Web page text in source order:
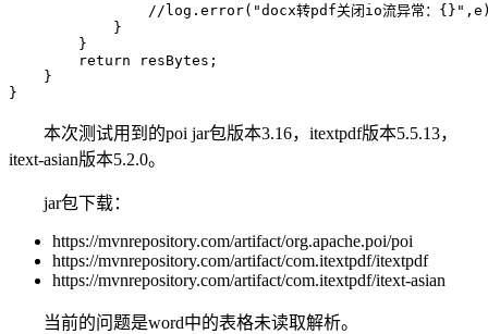
//log.error("docx转pdf关闭io流异常：
            }
        }
        return resBytes;
    }
}
本次测试用到的poi jar包版本3.16，itextpdf版本5.5.13，
itext-asian版本5.2.0。
jar包下载：
https://mvnrepository.com/artifact/org.apache.poi/poi
https://mvnrepository.com/artifact/com.itextpdf/itextpdf
https://mvnrepository.com/artifact/com.itextpdf/itext-asian
当前的问题是word中的表格未读取解析。